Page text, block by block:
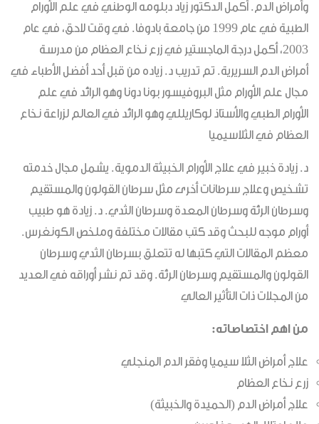
وأمراض الدم. أكمل الدكتور زياد دبلومه الوطني في علم الأورام
الطبية في عام 1999 من جامعة بادوفا. في وقت لاحق، في عام
2003، أكمل درجة الماجستير في زرع نخاع العظام من مدرسة
أمراض الدم السريرية. تم تدريب د. زياده من قبل أحد أفضل الأطباء في
مجال علم الأورام مثل البروفيسور بونا دونا وهو الرائد في علم
الأورام الطبي والأستاذ لوكاريللي وهو الرائد في العالم لزراعة نخاع
العظام في الثلاسيميا
د. زيادة خبير في علاج الأورام الخبيثة الدموية. يشمل مجال خدمته
تشخيص وعلاج سرطانات أخرى مثل سرطان القولون والمستقيم
وسرطان الرئة وسرطان المعدة وسرطان الثدي. د. زيادة هو طبيب
أورام موجه للبحث وقد كتب مقالات مختلفة وملخص الكونغرس.
معظم المقالات التي كتبها له تتعلق بسرطان الثدي وسرطان
القولون والمستقيم وسرطان الرئة. وقد تم نشر أوراقه في العديد
من المجلات ذات التأثير العالي
من اهم اختصاصاته:
علاج أمراض الثلا سيميا وفقر الدم المنجلي
زرع نخاع العظام
علاج أمراض الدم (الحميدة والخبيثة)